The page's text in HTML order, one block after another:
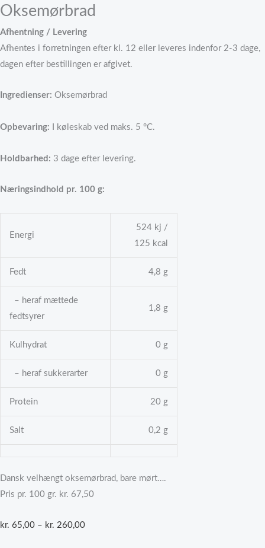
Oksemørbrad
Afhentning / Levering
Afhentes i forretningen efter kl. 12 eller leveres indenfor 2-3 dage,
dagen efter bestillingen er afgivet.
Ingredienser: Oksemørbrad
Opbevaring: I køleskab ved maks. 5 °C.
Holdbarhed: 3 dage efter levering.
Næringsindhold pr. 100 g:
Energi
524 kj /
125 kcal
Fedt 4,8 g
– heraf mættede
fedtsyrer
1,8 g
Kulhydrat 0 g
– heraf sukkerarter 0 g
Protein 20 g
Salt 0,2 g
Dansk velhængt oksemørbrad, bare mørt….
Pris pr. 100 gr. kr. 67,50
kr. 65,00 – kr. 260,00